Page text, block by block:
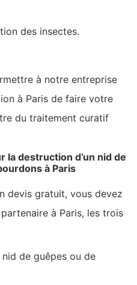
des insectes.
à notre entreprise
à Paris de faire votre
du traitement curatif
la destruction d’un nid de
à Paris
devis gratuit, vous devez
à Paris, les trois
de guêpes ou de